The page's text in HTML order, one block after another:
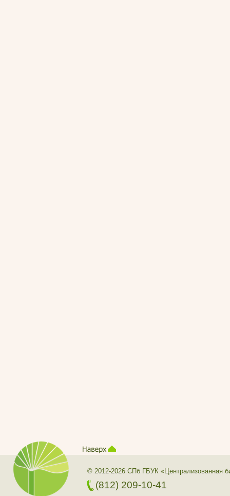
© 2012-2026 СПб ГБУК «Централизованная
(812) 209-10-41